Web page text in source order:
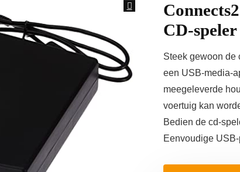
CD-speler
Steek gewoon de
een USB-media-
meegeleverde
voertuig kan
Bedien de cd-
Eenvoudige